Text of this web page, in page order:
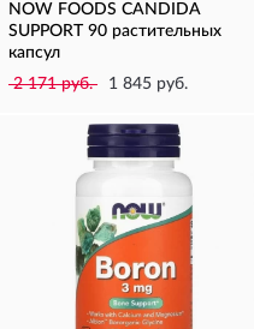
NOW FOODS CANDIDA
SUPPORT 90 растительных
капсул
2 171 руб.
1 845 руб.